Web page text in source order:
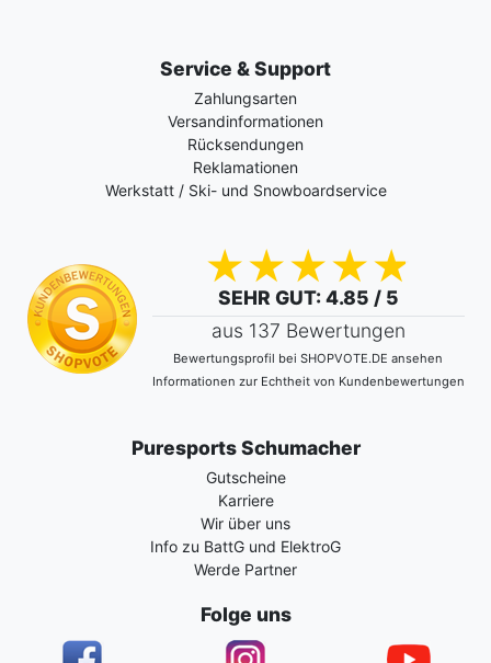
Service & Support
Zahlungsarten
Versandinformationen
Rücksendungen
Reklamationen
Werkstatt / Ski- und Snowboardservice
SEHR GUT: 4.85 / 5
aus 137 Bewertungen
Bewertungsprofil bei SHOPVOTE.DE ansehen
Informationen zur Echtheit von Kundenbewertungen
Puresports Schumacher
Gutscheine
Karriere
Wir über uns
Info zu BattG und ElektroG
Werde Partner
Folge uns